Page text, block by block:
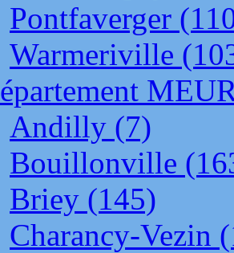
Pontfaverger
Warmeriville
Andilly (7)
Bouillonville
Briey (145)
Charancy-Vezin